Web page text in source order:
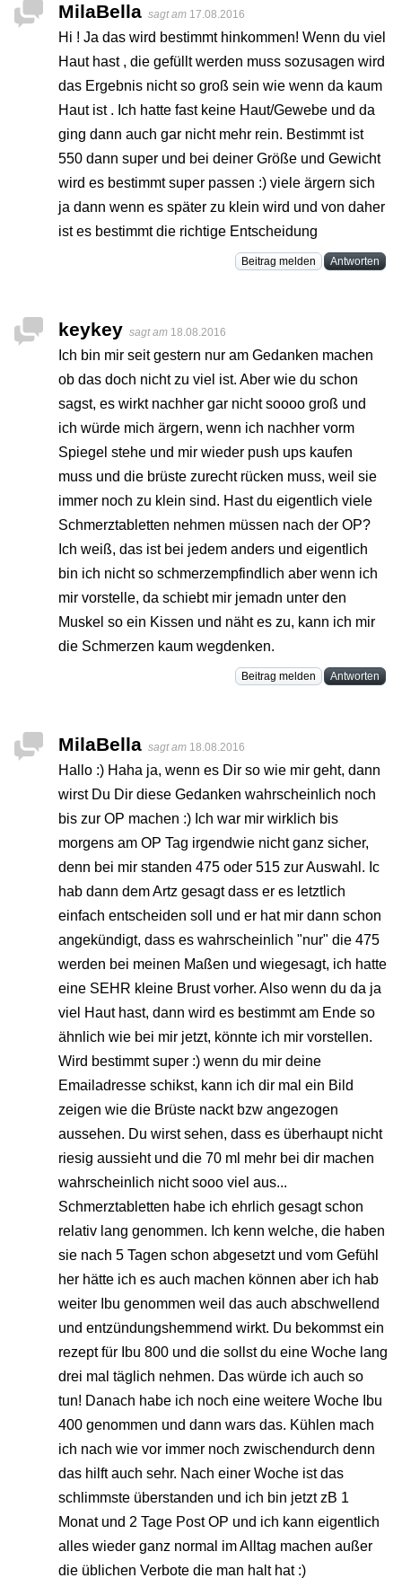
MilaBella sagt am 17.08.2016
Hi ! Ja das wird bestimmt hinkommen! Wenn du viel
Haut hast , die gefüllt werden muss sozusagen wird
das Ergebnis nicht so groß sein wie wenn da kaum
Haut ist . Ich hatte fast keine Haut/Gewebe und da
ging dann auch gar nicht mehr rein. Bestimmt ist
550 dann super und bei deiner Größe und Gewicht
wird es bestimmt super passen :) viele ärgern sich
ja dann wenn es später zu klein wird und von daher
ist es bestimmt die richtige Entscheidung
Beitrag melden Antworten
keykey sagt am 18.08.2016
Ich bin mir seit gestern nur am Gedanken machen
ob das doch nicht zu viel ist. Aber wie du schon
sagst, es wirkt nachher gar nicht soooo groß und
ich würde mich ärgern, wenn ich nachher vorm
Spiegel stehe und mir wieder push ups kaufen
muss und die brüste zurecht rücken muss, weil sie
immer noch zu klein sind. Hast du eigentlich viele
Schmerztabletten nehmen müssen nach der OP?
Ich weiß, das ist bei jedem anders und eigentlich
bin ich nicht so schmerzempfindlich aber wenn ich
mir vorstelle, da schiebt mir jemadn unter den
Muskel so ein Kissen und näht es zu, kann ich mir
die Schmerzen kaum wegdenken.
Beitrag melden Antworten
MilaBella sagt am 18.08.2016
Hallo :) Haha ja, wenn es Dir so wie mir geht, dann
wirst Du Dir diese Gedanken wahrscheinlich noch
bis zur OP machen :) Ich war mir wirklich bis
morgens am OP Tag irgendwie nicht ganz sicher,
denn bei mir standen 475 oder 515 zur Auswahl. Ic
hab dann dem Artz gesagt dass er es letztlich
einfach entscheiden soll und er hat mir dann schon
angekündigt, dass es wahrscheinlich "nur" die 475
werden bei meinen Maßen und wiegesagt, ich hatte
eine SEHR kleine Brust vorher. Also wenn du da ja
viel Haut hast, dann wird es bestimmt am Ende so
ähnlich wie bei mir jetzt, könnte ich mir vorstellen.
Wird bestimmt super :) wenn du mir deine
Emailadresse schikst, kann ich dir mal ein Bild
zeigen wie die Brüste nackt bzw angezogen
aussehen. Du wirst sehen, dass es überhaupt nicht
riesig aussieht und die 70 ml mehr bei dir machen
wahrscheinlich nicht sooo viel aus...
Schmerztabletten habe ich ehrlich gesagt schon
relativ lang genommen. Ich kenn welche, die haben
sie nach 5 Tagen schon abgesetzt und vom Gefühl
her hätte ich es auch machen können aber ich hab
weiter Ibu genommen weil das auch abschwellend
und entzündungshemmend wirkt. Du bekommst ein
rezept für Ibu 800 und die sollst du eine Woche lang
drei mal täglich nehmen. Das würde ich auch so
tun! Danach habe ich noch eine weitere Woche Ibu
400 genommen und dann wars das. Kühlen mach
ich nach wie vor immer noch zwischendurch denn
das hilft auch sehr. Nach einer Woche ist das
schlimmste überstanden und ich bin jetzt zB 1
Monat und 2 Tage Post OP und ich kann eigentlich
alles wieder ganz normal im Alltag machen außer
die üblichen Verbote die man halt hat :)